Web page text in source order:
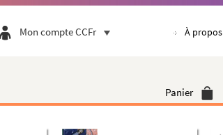
Mon compte CCFr À propos
Panier